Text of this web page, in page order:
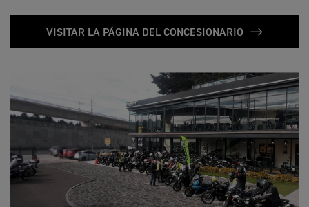
VISITAR LA PÁGINA DEL CONCESIONARIO